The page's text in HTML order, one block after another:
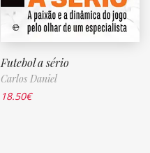
Futebol a sério
Carlos Daniel
18.50€